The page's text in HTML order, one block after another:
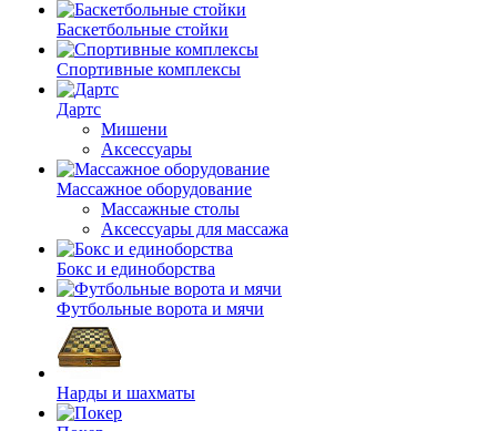
Баскетбольные стойки
Спортивные комплексы
Дартс
Мишени
Аксессуары
Массажное оборудование
Массажные столы
Аксессуары для массажа
Бокс и единоборства
Футбольные ворота и мячи
Нарды и шахматы